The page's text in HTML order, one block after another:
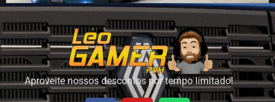
Daf XF 105
R$34,90R$27,90
Adicionar ao carrinho
Aproveite nossos descontos por tempo limitado!